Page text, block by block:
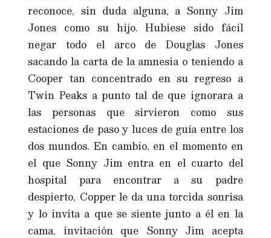
reconoce, sin duda alguna, a Sonny Jim
Jones como su hijo. Hubiese sido fácil
negar todo el arco de Douglas Jones
sacando la carta de la amnesia o teniendo a
Cooper tan concentrado en su regreso a
Twin Peaks a punto tal de que ignorara a
las personas que sirvieron como sus
estaciones de paso y luces de guía entre los
dos mundos. En cambio, en el momento en
el que Sonny Jim entra en el cuarto del
hospital para encontrar a su padre
despierto, Copper le da una torcida sonrisa
y lo invita a que se siente junto a él en la
cama, invitación que Sonny Jim acepta